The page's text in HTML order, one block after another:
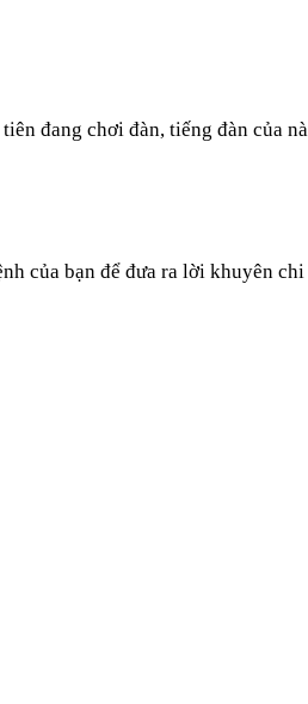
đang chơi đàn, tiếng đàn của
của bạn để đưa ra lời khuyên